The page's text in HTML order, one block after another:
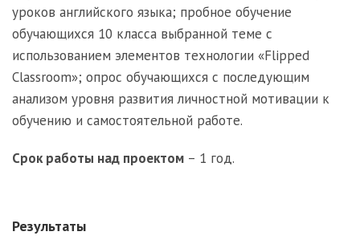
уроков английского языка; пробное обучение
обучающихся 10 класса выбранной теме с
использованием элементов технологии «Flipped
Classroom»; опрос обучающихся с последующим
анализом уровня развития личностной мотивации к
обучению и самостоятельной работе.
Срок работы над проектом – 1 год.
Результаты